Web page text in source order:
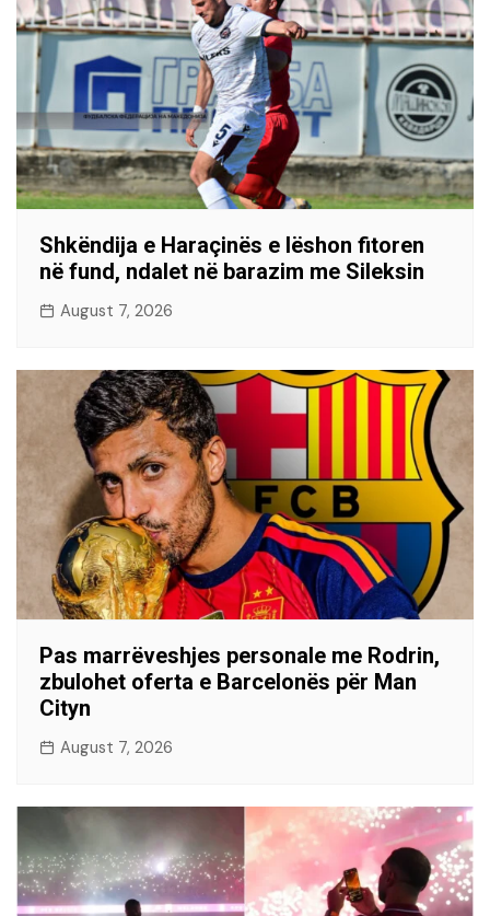
Shkëndija e Haraçinës e lëshon fitoren
në fund, ndalet në barazim me Sileksin
August 7, 2026
Pas marrëveshjes personale me Rodrin,
zbulohet oferta e Barcelonës për Man
Cityn
August 7, 2026